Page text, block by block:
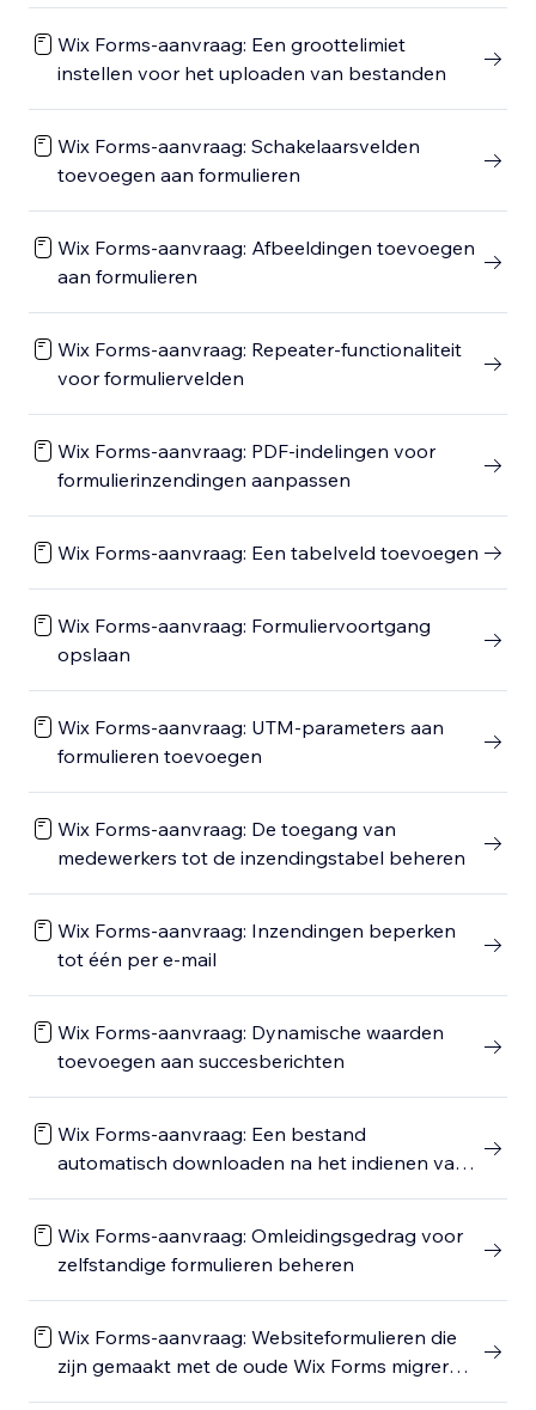
Wix Forms-aanvraag: Een groottelimiet
instellen voor het uploaden van bestanden
Wix Forms-aanvraag: Schakelaarsvelden
toevoegen aan formulieren
Wix Forms-aanvraag: Afbeeldingen toevoegen
aan formulieren
Wix Forms-aanvraag: Repeater-functionaliteit
voor formuliervelden
Wix Forms-aanvraag: PDF-indelingen voor
formulierinzendingen aanpassen
Wix Forms-aanvraag: Een tabelveld toevoegen
Wix Forms-aanvraag: Formuliervoortgang
opslaan
Wix Forms-aanvraag: UTM-parameters aan
formulieren toevoegen
Wix Forms-aanvraag: De toegang van
medewerkers tot de inzendingstabel beheren
Wix Forms-aanvraag: Inzendingen beperken
tot één per e-mail
Wix Forms-aanvraag: Dynamische waarden
toevoegen aan succesberichten
Wix Forms-aanvraag: Een bestand
automatisch downloaden na het indienen van
Wix Forms-aanvraag: Omleidingsgedrag voor
zelfstandige formulieren beheren
Wix Forms-aanvraag: Websiteformulieren die
zijn gemaakt met de oude Wix Forms migreren